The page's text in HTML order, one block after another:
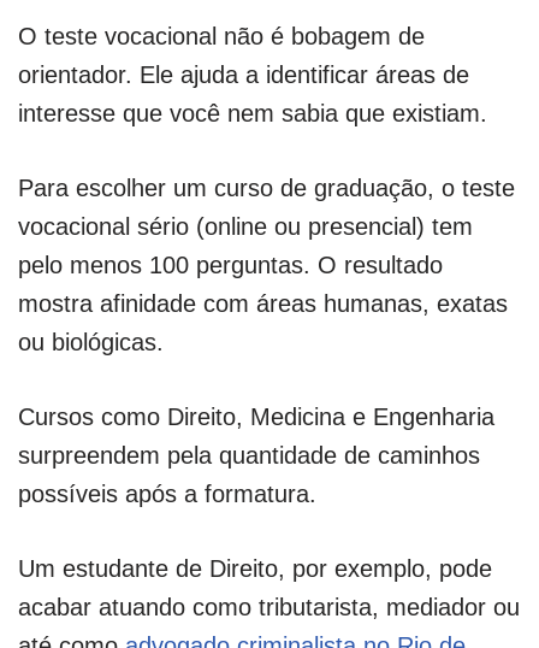
O teste vocacional não é bobagem de
orientador. Ele ajuda a identificar áreas de
interesse que você nem sabia que existiam.
Para escolher um curso de graduação, o teste
vocacional sério (online ou presencial) tem
pelo menos 100 perguntas. O resultado
mostra afinidade com áreas humanas, exatas
ou biológicas.
Cursos como Direito, Medicina e Engenharia
surpreendem pela quantidade de caminhos
possíveis após a formatura.
Um estudante de Direito, por exemplo, pode
acabar atuando como tributarista, mediador ou